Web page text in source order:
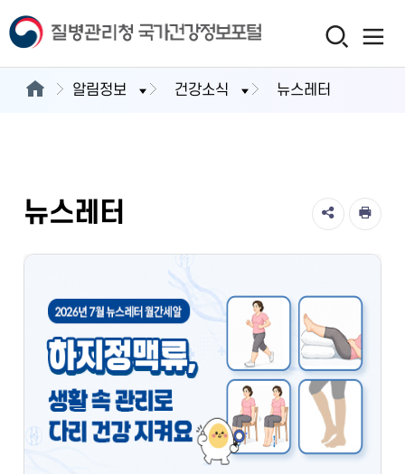
알림정보 건강소식 뉴스레터
뉴스레터